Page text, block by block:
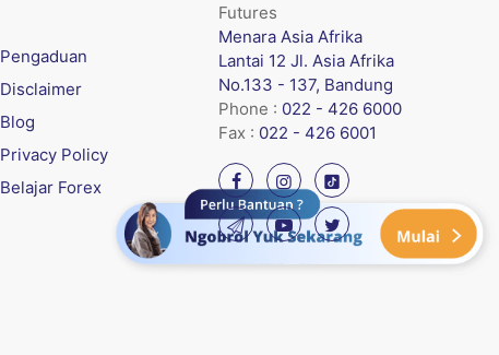
Pengaduan
Disclaimer
Blog
Privacy Policy
Belajar Forex
Futures
Menara Asia Afrika
Lantai 12 Jl. Asia Afrika
No.133 - 137, Bandung
Phone : 022 - 426 6000
Fax : 022 - 426 6001